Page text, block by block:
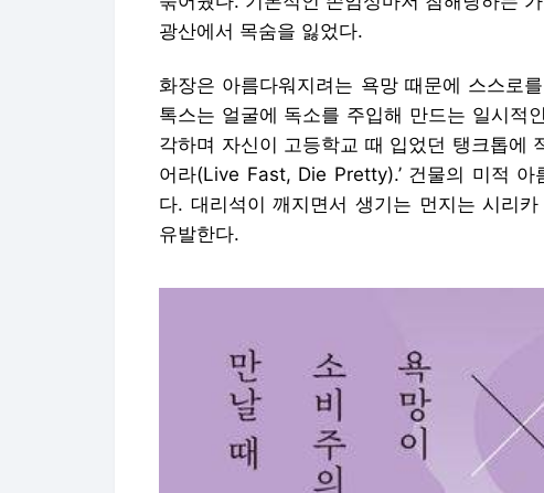
광산에서 목숨을 잃었다.
화장은 아름다워지려는 욕망 때문에 스스로
톡스는 얼굴에 독소를 주입해 만드는 일시적
각하며 자신이 고등학교 때 입었던 탱크톱에
어라(Live Fast, Die Pretty).’ 건물의 미적
다. 대리석이 깨지면서 생기는 먼지는 시리
유발한다.